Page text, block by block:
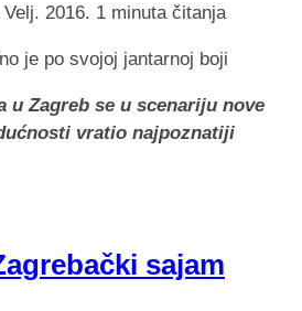
Velj. 2016. 1 minuta čitanja
u Zagreb se u scenariju nove
vratio najpoznatiji
sajam